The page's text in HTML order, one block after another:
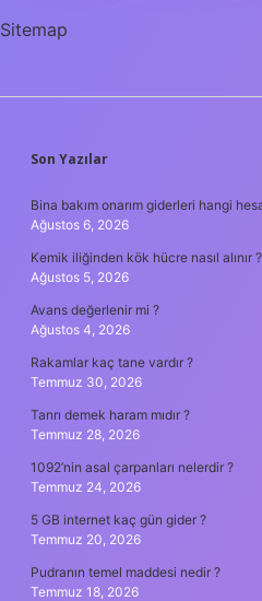
Sitemap
SIDEBAR
Son Yazılar
Bina bakım onarım giderleri hangi
Ağustos 6, 2026
Kemik iliğinden kök hücre nasıl alınır ?
Ağustos 5, 2026
Avans değerlenir mi ?
Ağustos 4, 2026
Rakamlar kaç tane vardır ?
Temmuz 30, 2026
Tanrı demek haram mıdır ?
Temmuz 28, 2026
1092’nin asal çarpanları nelerdir ?
Temmuz 24, 2026
5 GB internet kaç gün gider ?
Temmuz 20, 2026
Pudranın temel maddesi nedir ?
Temmuz 18, 2026